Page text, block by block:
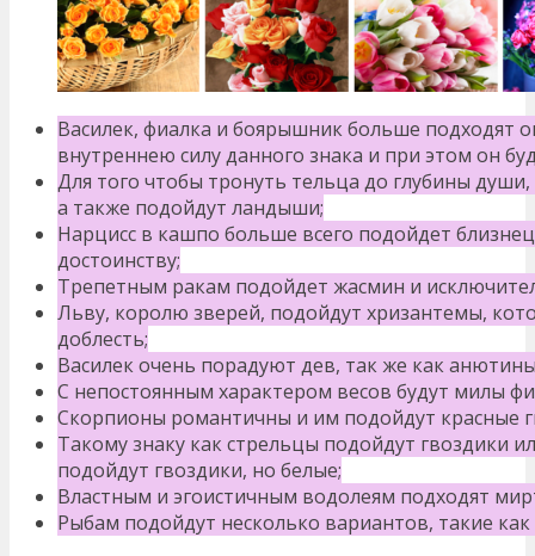
Василек, фиалка и боярышник больше подходят
внутреннею силу данного знака и при этом он
Для того чтобы тронуть тельца до глубины
а также подойдут ландыши;
Нарцисс в кашпо больше всего подойдет
достоинству;
Трепетным ракам подойдет жасмин и
Льву, королю зверей, подойдут хризантемы,
доблесть;
Василек очень порадуют дев, так же как анютины
С непостоянным характером весов будут милы
Скорпионы романтичны и им подойдут красные
Такому знаку как стрельцы подойдут гвоздики
подойдут гвоздики, но белые;
Властным и эгоистичным водолеям подходят
Рыбам подойдут несколько вариантов, такие